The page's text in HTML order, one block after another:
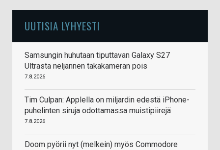
UUTISIA LYHYESTI
Samsungin huhutaan tiputtavan Galaxy S27
Ultrasta neljännen takakameran pois
7.8.2026
Tim Culpan: Applella on miljardin edestä iPhone-
puhelinten siruja odottamassa muistipiirejä
7.8.2026
Doom pyörii nyt (melkein) myös Commodore